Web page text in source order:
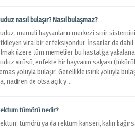
nasıl bulaşır? Nasıl bulaşmaz?
memeli hayvanların merkezi sinir sistemini
viral bir enfeksiyondur. İnsanlar da dahil
üzere tüm memeliler bu hastalığa
virüsü, enfekte bir hayvanın salyası
yoluyla bulaşır. Genellikle ısırık yoluyla
nadiren de olsa açık y ...
tümörü nedir?
tümörü ya da rektum kanseri, kalın